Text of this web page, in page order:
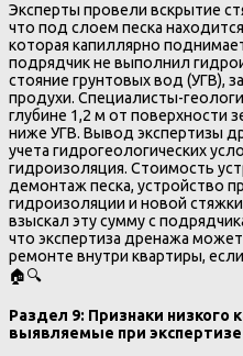
Эксперты провели вскрытие
что под слоем песка
которая капиллярно
подрядчик не выполнил
стояние грунтовых вод (УГВ),
продухи. Специалисты-
глубине 1,2 м от поверхности
ниже УГВ. Вывод экспертизы
учета гидрогеологических
гидроизоляция. Стоимость
демонтаж песка, устройство
гидроизоляции и новой
взыскал эту сумму с
что экспертиза дренажа
ремонте внутри квартиры,
🏠🔍
Раздел 9: Признаки низкого
выявляемые при экспертизе